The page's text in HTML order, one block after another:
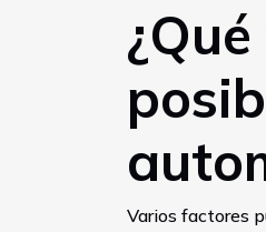
Varios factores